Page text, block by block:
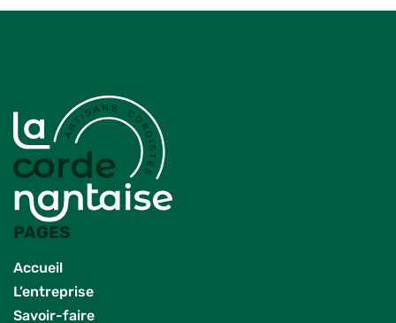
PAGES
Accueil
L’entreprise
Savoir-faire